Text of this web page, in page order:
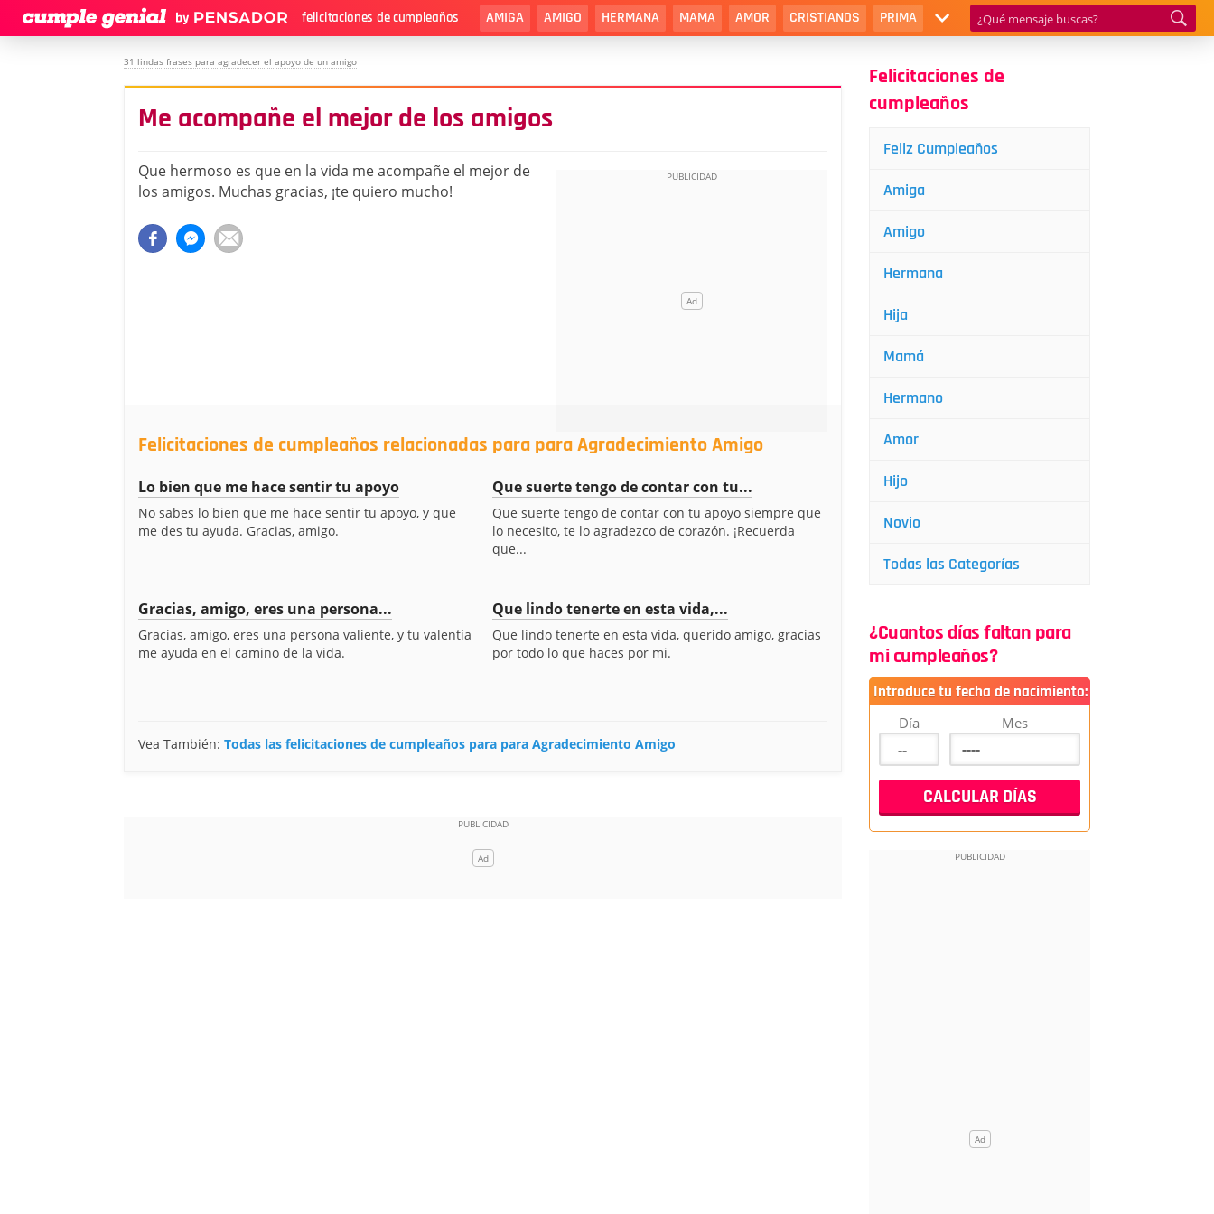
felicitaciones de cumpleaños AMIGA AMIGO HERMANA MAMA AMOR CRISTIANOS PRIMA
31 lindas frases para agradecer el apoyo de un amigo
Me acompañe el mejor de los amigos
Que hermoso es que en la vida me acompañe el mejor de
los amigos. Muchas gracias, ¡te quiero mucho!
Felicitaciones de cumpleaños relacionadas para para Agradecimiento Amigo
Lo bien que me hace sentir tu apoyo
No sabes lo bien que me hace sentir tu apoyo, y que
me des tu ayuda. Gracias, amigo.
Que suerte tengo de contar con tu...
Que suerte tengo de contar con tu apoyo siempre que
lo necesito, te lo agradezco de corazón. ¡Recuerda
que...
Gracias, amigo, eres una persona...
Gracias, amigo, eres una persona valiente, y tu valentía
me ayuda en el camino de la vida.
Que lindo tenerte en esta vida,...
Que lindo tenerte en esta vida, querido amigo, gracias
por todo lo que haces por mi.
Vea También: Todas las felicitaciones de cumpleaños para para Agradecimiento Amigo
Felicitaciones de
cumpleaños
Feliz Cumpleaños
Amiga
Amigo
Hermana
Hija
Mamá
Hermano
Amor
Hijo
Novio
Todas las Categorías
¿Cuantos días faltan para
mi cumpleaños?
Introduce tu fecha de nacimiento:
Día Mes